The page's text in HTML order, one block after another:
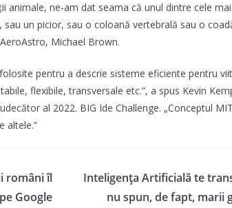
animale, ne-am dat seama că unul dintre cele
un picior, sau o coloană vertebrală sau o
Michael Brown.
pentru a descrie sisteme eficiente pentru
flexibile, transversale etc.”, a spus Kevin
al 2022. BIG Ide Challenge. „Conceptul
altele.”
români îl
Google
Inteligența Artificială te
nu spun, de fapt, marii